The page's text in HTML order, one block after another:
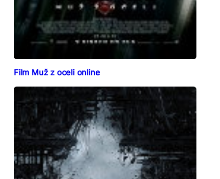
Film Muž z oceli online